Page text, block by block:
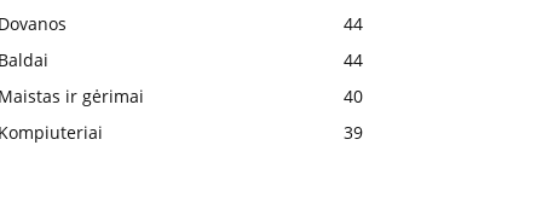
44
44
ir gėrimai
40
39